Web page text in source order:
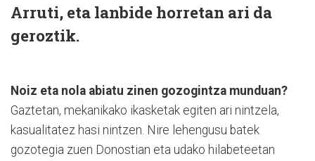
Arruti, eta lanbide horretan ari da
geroztik.
Noiz eta nola abiatu zinen gozogintza munduan?
Gaztetan, mekanikako ikasketak egiten ari nintzela,
kasualitatez hasi nintzen. Nire lehengusu batek
gozotegia zuen Donostian eta udako hilabeteetan